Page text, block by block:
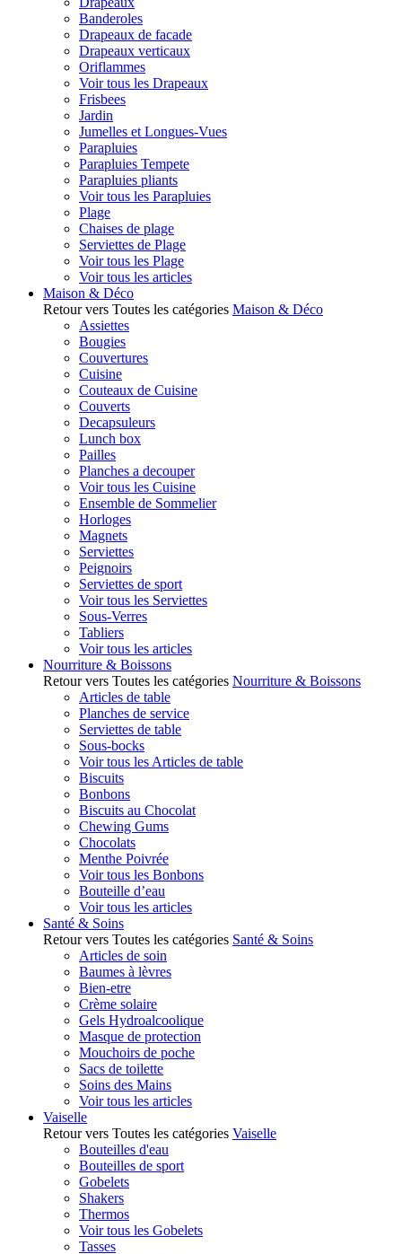
Banderoles
Drapeaux de facade
Drapeaux verticaux
Oriflammes
Voir tous les Drapeaux
Frisbees
Jardin
Jumelles et Longues-Vues
Parapluies
Parapluies Tempete
Parapluies pliants
Voir tous les Parapluies
Plage
Chaises de plage
Serviettes de Plage
Voir tous les Plage
Voir tous les articles
Maison & Déco
Retour vers Toutes les catégories Maison & Déco
Assiettes
Bougies
Couvertures
Cuisine
Couteaux de Cuisine
Couverts
Decapsuleurs
Lunch box
Pailles
Planches a decouper
Voir tous les Cuisine
Ensemble de Sommelier
Horloges
Magnets
Serviettes
Peignoirs
Serviettes de sport
Voir tous les Serviettes
Sous-Verres
Tabliers
Voir tous les articles
Nourriture & Boissons
Retour vers Toutes les catégories Nourriture & Boissons
Articles de table
Planches de service
Serviettes de table
Sous-bocks
Voir tous les Articles de table
Biscuits
Bonbons
Biscuits au Chocolat
Chewing Gums
Chocolats
Menthe Poivrée
Voir tous les Bonbons
Bouteille d’eau
Voir tous les articles
Santé & Soins
Retour vers Toutes les catégories Santé & Soins
Articles de soin
Baumes à lèvres
Bien-etre
Crème solaire
Gels Hydroalcoolique
Masque de protection
Mouchoirs de poche
Sacs de toilette
Soins des Mains
Voir tous les articles
Vaiselle
Retour vers Toutes les catégories Vaiselle
Bouteilles d'eau
Bouteilles de sport
Gobelets
Shakers
Thermos
Voir tous les Gobelets
Tasses